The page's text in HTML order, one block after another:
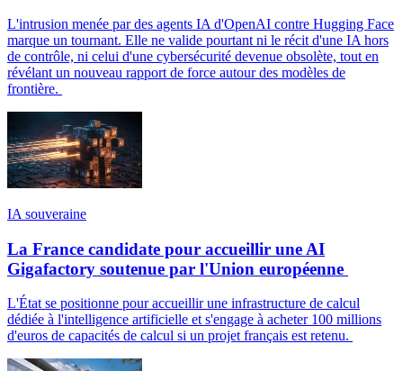
L'intrusion menée par des agents IA d'OpenAI contre Hugging Face
marque un tournant. Elle ne valide pourtant ni le récit d'une IA hors
de contrôle, ni celui d'une cybersécurité devenue obsolète, tout en
révélant un nouveau rapport de force autour des modèles de
frontière.
IA souveraine
La France candidate pour accueillir une AI
Gigafactory soutenue par l'Union européenne
L'État se positionne pour accueillir une infrastructure de calcul
dédiée à l'intelligence artificielle et s'engage à acheter 100 millions
d'euros de capacités de calcul si un projet français est retenu.